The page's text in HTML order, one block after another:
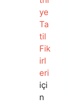
ye
Ta
til
Fik
irl
eri
içi
n